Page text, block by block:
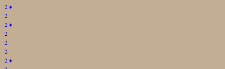
2♦
2
2♦
2
2
2
2♦